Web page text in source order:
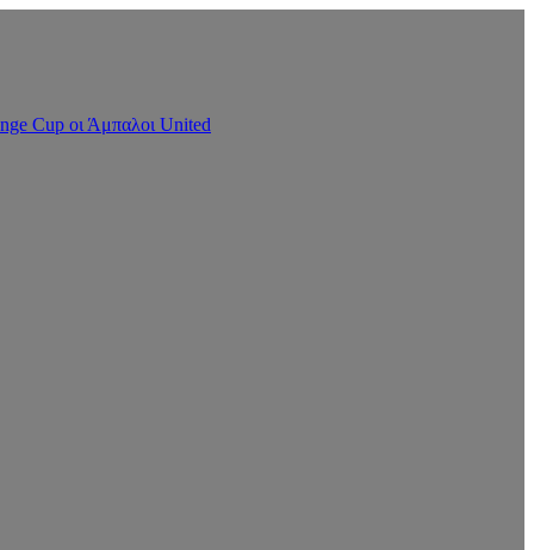
Cup οι Άμπαλοι United